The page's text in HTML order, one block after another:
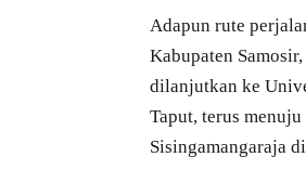
Adapun rute
Kabupaten
dilanjutkan ke
Taput, terus
Sisingamangaraja